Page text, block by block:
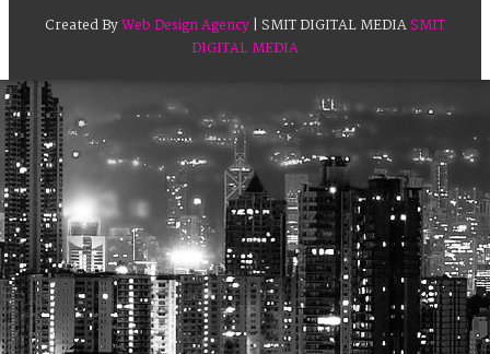
Created ByWeb Design Agency| SMIT DIGITAL MEDIASMIT
DIGITAL MEDIA